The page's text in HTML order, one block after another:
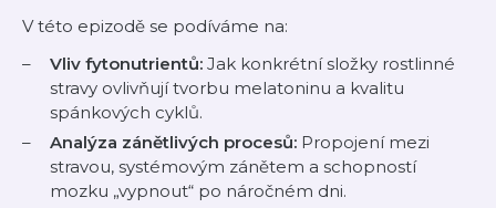
V této epizodě se podíváme na:
Vliv fytonutrientů: Jak konkrétní složky rostlinné
stravy ovlivňují tvorbu melatoninu a kvalitu
spánkových cyklů.
Analýza zánětlivých procesů: Propojení mezi
stravou, systémovým zánětem a schopností
mozku „vypnout“ po náročném dni.